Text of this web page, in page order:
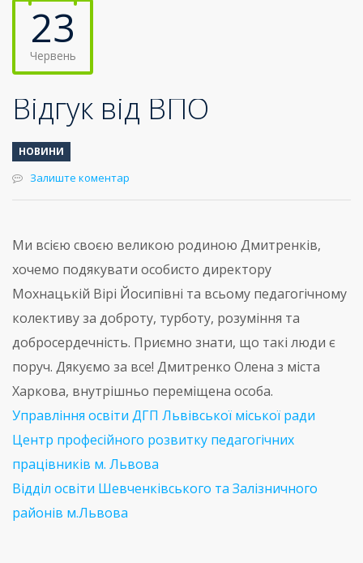
23
Червень
Відгук від ВПО
НОВИНИ
Залиште коментар
Ми всією своєю великою родиною Дмитренків,
хочемо подякувати особисто директору
Мохнацькій Вірі Йосипівні та всьому педагогічному
колективу за доброту, турботу, розуміння та
добросердечність. Приємно знати, що такі люди є
поруч. Дякуємо за все! Дмитренко Олена з міста
Харкова, внутрішньо переміщена особа.
Управління освіти ДГП Львівської міської ради
Центр професійного розвитку педагогічних
працівників м. Львова
Відділ освіти Шевченківського та Залізничного
районів м.Львова